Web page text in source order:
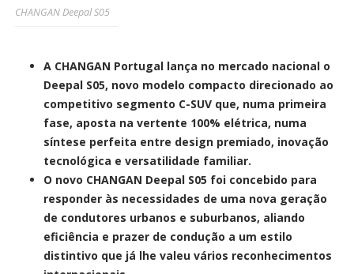
CHANGAN Deepal S05
A CHANGAN Portugal lança no mercado nacional o
Deepal S05, novo modelo compacto direcionado ao
competitivo segmento C-SUV que, numa primeira
fase, aposta na vertente 100% elétrica, numa
síntese perfeita entre design premiado, inovação
tecnológica e versatilidade familiar.
O novo CHANGAN Deepal S05 foi concebido para
responder às necessidades de uma nova geração
de condutores urbanos e suburbanos, aliando
eficiência e prazer de condução a um estilo
distintivo que já lhe valeu vários reconhecimentos